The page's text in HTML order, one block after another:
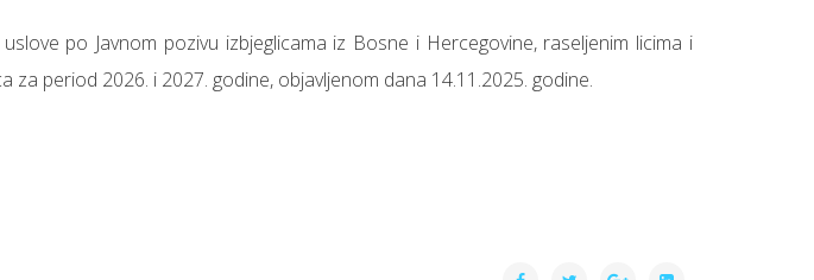
po Javnom pozivu izbjeglicama iz Bosne i Hercegovine, raseljenim licima i
period 2026. i 2027. godine, objavljenom dana 14.11.2025. godine.